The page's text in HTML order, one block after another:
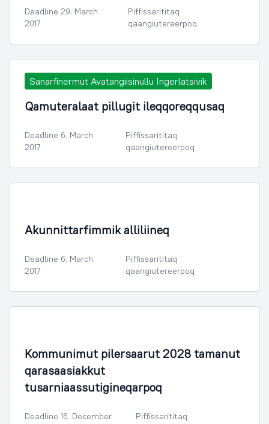
Deadline 29. March
2017
Piffissarititaq
qaangiutereerpoq
Sanarfinermut Avatangiisinullu Ingerlatsivik
Qamuteralaat pillugit ileqqoreqqusaq
Deadline 6. March
2017
Piffissarititaq
qaangiutereerpoq
Akunnittarfimmik alliliineq
Deadline 6. March
2017
Piffissarititaq
qaangiutereerpoq
Kommunimut pilersaarut 2028 tamanut
qarasaasiakkut
tusarniaassutigineqarpoq
Deadline 16. December
Piffissarititaq